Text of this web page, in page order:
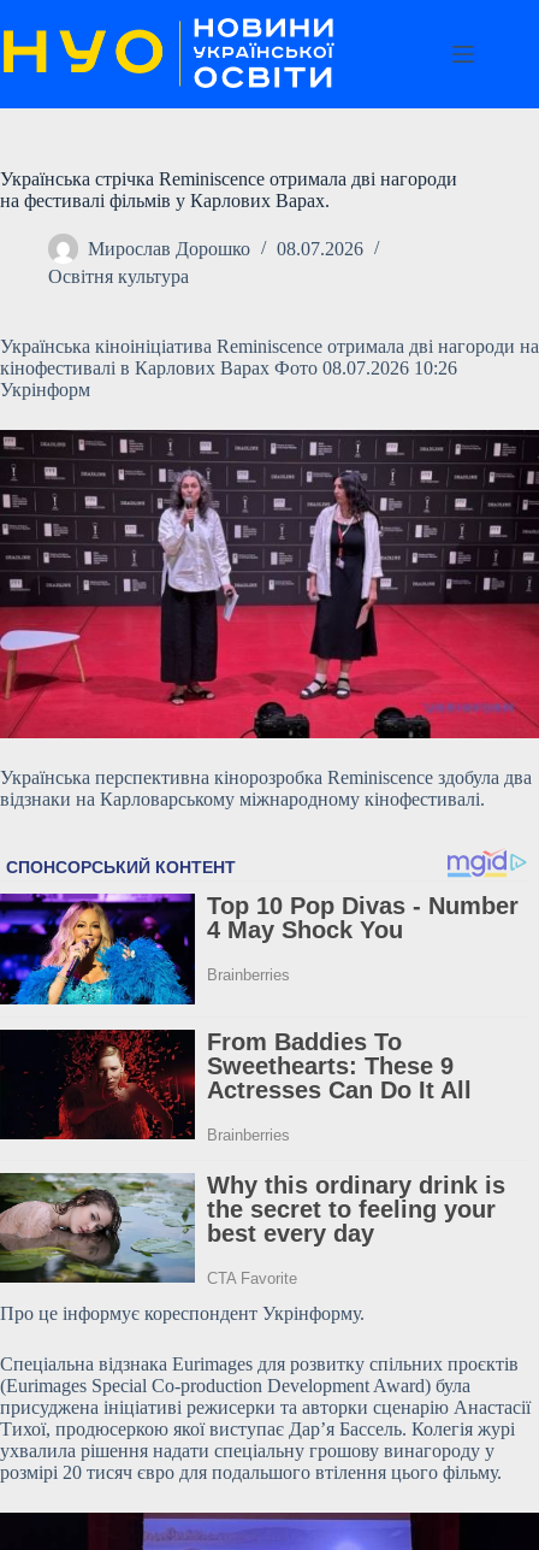
до
вмісту
Українська стрічка Reminiscence отримала дві нагороди
на фестивалі фільмів у Карлових Варах.
Мирослав Дорошко
08.07.2026
Освітня культура
Українська кіноініціатива Reminiscence отримала дві нагороди на
кінофестивалі в Карлових Варах Фото 08.07.2026 10:26
Укрінформ
Українська перспективна кінорозробка Reminiscence здобула два
відзнаки на Карловарському міжнародному кінофестивалі.
Про це інформує кореспондент Укрінформу.
Спеціальна відзнака Eurimages для розвитку спільних проєктів
(Eurimages Special Co-production Development Award) була
присуджена ініціативі режисерки та авторки сценарію Анастасії
Тихої, продюсеркою якої виступає Дар’я Бассель. Колегія журі
ухвалила рішення надати спеціальну грошову винагороду у
розмірі 20 тисяч євро для подальшого втілення цього фільму.